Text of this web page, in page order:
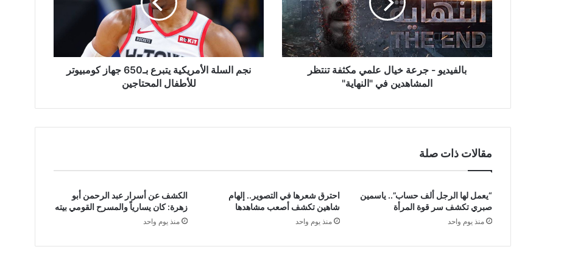
علمي
مكثفة
تنتظر
المشاهدين
في
بالفيديو - جرعة خيال علمي مكثفة تنتظر
المشاهدين في "النهاية"
جهاز
كومبيوتر
للأطفال
المحتاجين
نجم السلة الأمريكية يتبرع بـ650 جهاز كومبيوتر
للأطفال المحتاجين
مقالات ذات صلة
“يعمل لها الرجل ألف حساب”.. ياسمين
صبري تكشف سر قوة المرأة
منذ يوم واحد
احترق شعرها في التصوير.. إلهام
شاهين تكشف أصعب مشاهدها
منذ يوم واحد
الكشف عن أسرار عبد الرحمن أبو
زهرة: كان يسارياً والمسرح القومي بيته
منذ يوم واحد